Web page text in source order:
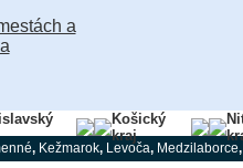
Košický
kraj
, Kežmarok, Levoča, Medzilaborce,